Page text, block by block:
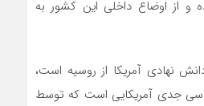
و از اوضاع داخلی این کشور به
نهادی آمریکا از روسیه است،
جدی آمریکایی است که توسط